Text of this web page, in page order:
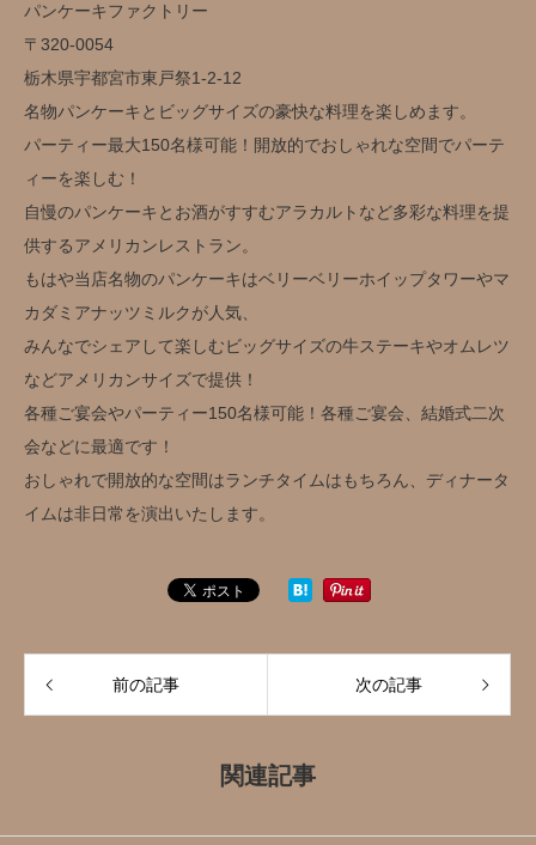
パンケーキファクトリー
〒320-0054
栃木県宇都宮市東戸祭1-2-12
名物パンケーキとビッグサイズの豪快な料理を楽しめます。
パーティー最大150名様可能！開放的でおしゃれな空間でパーテ
ィーを楽しむ！
自慢のパンケーキとお酒がすすむアラカルトなど多彩な料理を提
供するアメリカンレストラン。
もはや当店名物のパンケーキはベリーベリーホイップタワーやマ
カダミアナッツミルクが人気、
みんなでシェアして楽しむビッグサイズの牛ステーキやオムレツ
などアメリカンサイズで提供！
各種ご宴会やパーティー150名様可能！各種ご宴会、結婚式二次
会などに最適です！
おしゃれで開放的な空間はランチタイムはもちろん、ディナータ
イムは非日常を演出いたします。
前の記事 次の記事
関連記事